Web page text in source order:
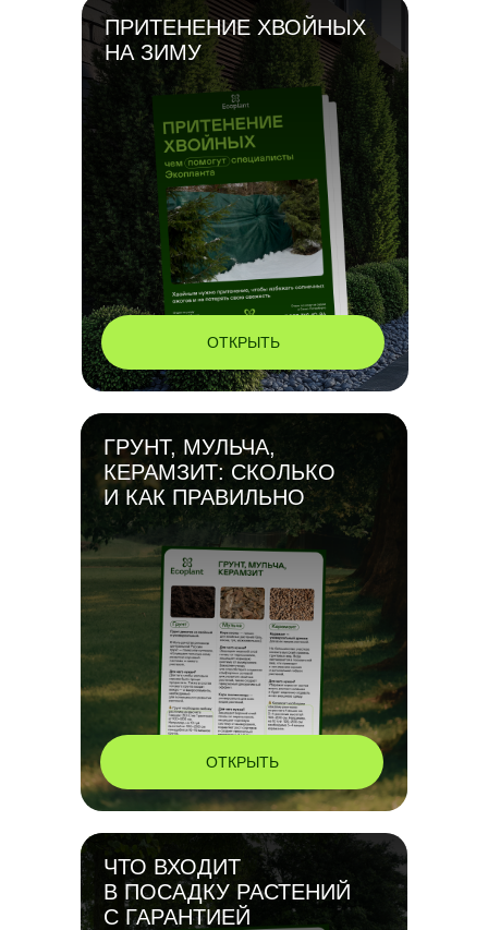
ГРУНТ, МУЛЬЧА,
КЕРАМЗИТ: СКОЛЬКО
И КАК ПРАВИЛЬНО
ОТКРЫТЬ
ПРИТЕНЕНИЕ ХВОЙНЫХ
НА ЗИМУ
ОТКРЫТЬ
ЧТО ВХОДИТ
В ПОСАДКУ РАСТЕНИЙ
С ГАРАНТИЕЙ